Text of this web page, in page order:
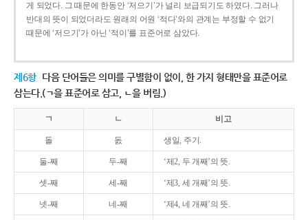
게 되었다. 그 때문에 한동안 ‘저으기’가 널리 보급되기도 하였다. 그러나
반대의 뜻이 되었더라도 원래의 어원 ‘적다’와의 관계는 부정할 수 없기
때문에 ‘저으기’가 아닌 ‘적이’를 표준어로 삼았다.
제6항 다음 단어들은 의미를 구별함이 없이, 한 가지 형태만을 표준어로
삼는다.(ㄱ을 표준어로 삼고, ㄴ을 버림.)
ㄱ ㄴ 비고
돌 돐 생일, 주기.
둘-째 두-째 ‘제2, 두 개째’의 뜻.
셋-째 세-째 ‘제3, 세 개째’의 뜻.
넷-째 네-째 ‘제4, 네 개째’의 뜻.